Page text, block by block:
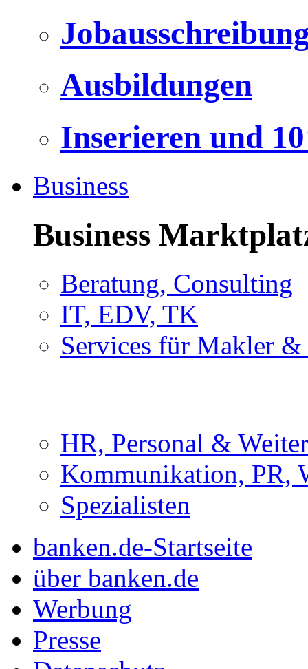
Ausbildungen
Inserieren und
Business
Business
Beratung, Consulting
IT, EDV, TK
Services für Makler &
HR, Personal &
Kommunikation, PR,
Spezialisten
banken.de-Startseite
über banken.de
Werbung
Presse